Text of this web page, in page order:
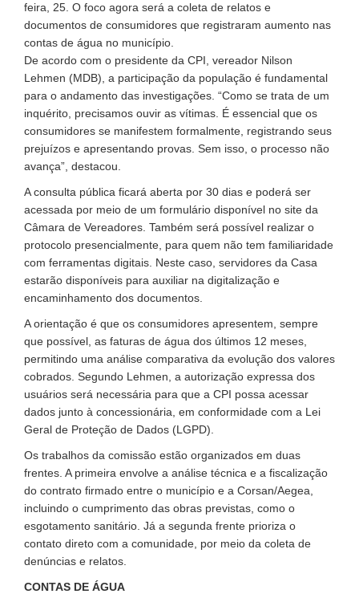
feira, 25. O foco agora será a coleta de relatos e
documentos de consumidores que registraram aumento nas
contas de água no município.
De acordo com o presidente da CPI, vereador Nilson
Lehmen (MDB), a participação da população é fundamental
para o andamento das investigações. “Como se trata de um
inquérito, precisamos ouvir as vítimas. É essencial que os
consumidores se manifestem formalmente, registrando seus
prejuízos e apresentando provas. Sem isso, o processo não
avança”, destacou.
A consulta pública ficará aberta por 30 dias e poderá ser
acessada por meio de um formulário disponível no site da
Câmara de Vereadores. Também será possível realizar o
protocolo presencialmente, para quem não tem familiaridade
com ferramentas digitais. Neste caso, servidores da Casa
estarão disponíveis para auxiliar na digitalização e
encaminhamento dos documentos.
A orientação é que os consumidores apresentem, sempre
que possível, as faturas de água dos últimos 12 meses,
permitindo uma análise comparativa da evolução dos valores
cobrados. Segundo Lehmen, a autorização expressa dos
usuários será necessária para que a CPI possa acessar
dados junto à concessionária, em conformidade com a Lei
Geral de Proteção de Dados (LGPD).
Os trabalhos da comissão estão organizados em duas
frentes. A primeira envolve a análise técnica e a fiscalização
do contrato firmado entre o município e a Corsan/Aegea,
incluindo o cumprimento das obras previstas, como o
esgotamento sanitário. Já a segunda frente prioriza o
contato direto com a comunidade, por meio da coleta de
denúncias e relatos.
CONTAS DE ÁGUA